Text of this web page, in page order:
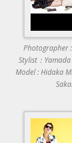
Photographer
Stylist：
Model : Hidaka